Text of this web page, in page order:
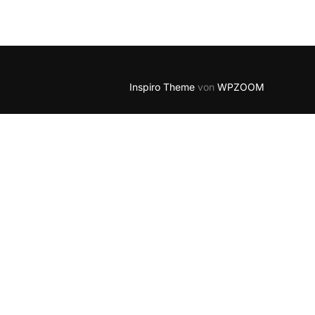
Inspiro Theme von WPZOOM